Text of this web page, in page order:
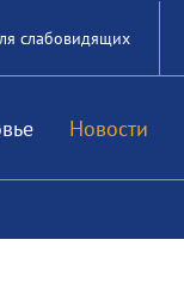
слабовидящих
Новости